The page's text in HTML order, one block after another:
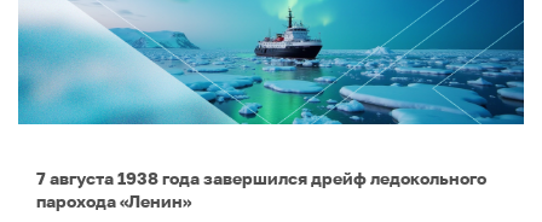
7 августа 1938 года завершился дрейф ледокольного
парохода «Ленин»